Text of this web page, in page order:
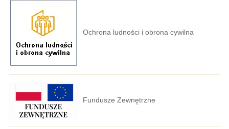
Ochrona ludności i obrona cywilna
Fundusze Zewnętrzne